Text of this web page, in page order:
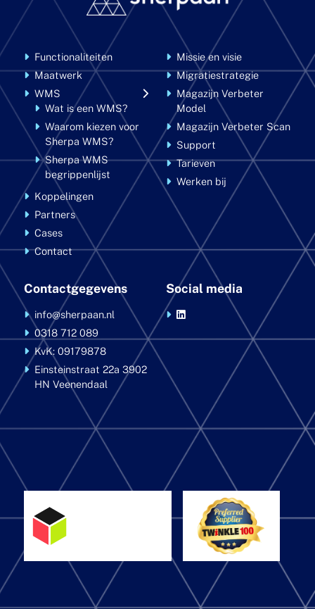
Functionaliteiten
Maatwerk
WMS
Wat is een WMS?
Waarom kiezen voor
Sherpa WMS?
Sherpa WMS
begrippenlijst
Koppelingen
Partners
Cases
Contact
Missie en visie
Migratiestrategie
Magazijn Verbeter
Model
Magazijn Verbeter Scan
Support
Tarieven
Werken bij
Contactgegevens
info@sherpaan.nl
0318 712 089
KvK: 09179878
Einsteinstraat 22a3902
HN Veenendaal
Social media